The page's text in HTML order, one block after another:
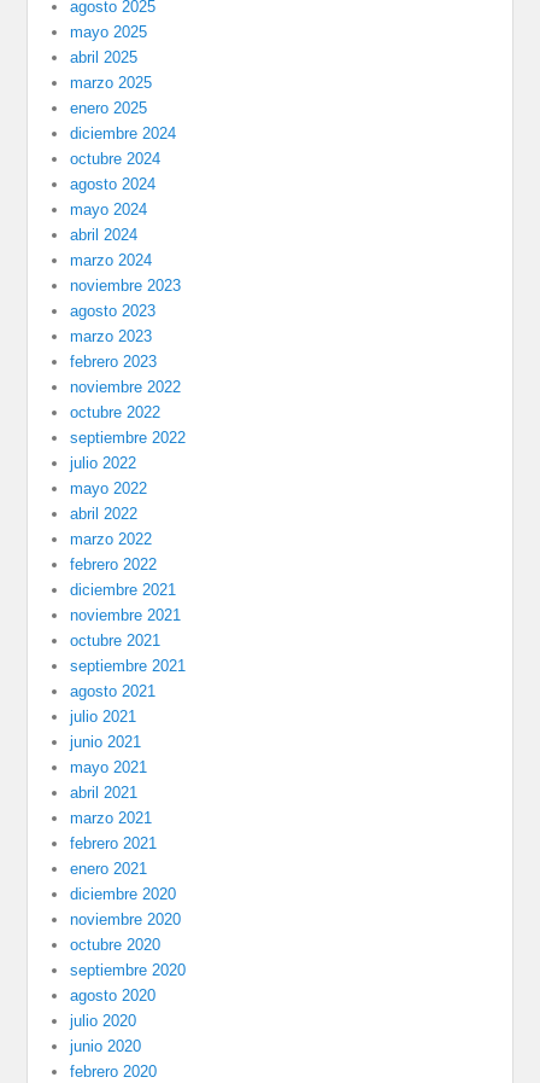
agosto 2025
mayo 2025
abril 2025
marzo 2025
enero 2025
diciembre 2024
octubre 2024
agosto 2024
mayo 2024
abril 2024
marzo 2024
noviembre 2023
agosto 2023
marzo 2023
febrero 2023
noviembre 2022
octubre 2022
septiembre 2022
julio 2022
mayo 2022
abril 2022
marzo 2022
febrero 2022
diciembre 2021
noviembre 2021
octubre 2021
septiembre 2021
agosto 2021
julio 2021
junio 2021
mayo 2021
abril 2021
marzo 2021
febrero 2021
enero 2021
diciembre 2020
noviembre 2020
octubre 2020
septiembre 2020
agosto 2020
julio 2020
junio 2020
febrero 2020